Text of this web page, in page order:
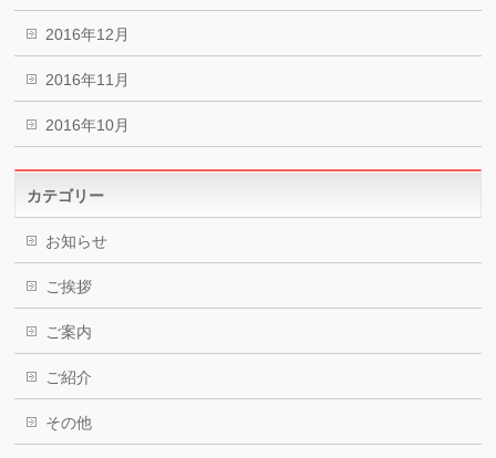
2016年12月
2016年11月
2016年10月
カテゴリー
お知らせ
ご挨拶
ご案内
ご紹介
その他